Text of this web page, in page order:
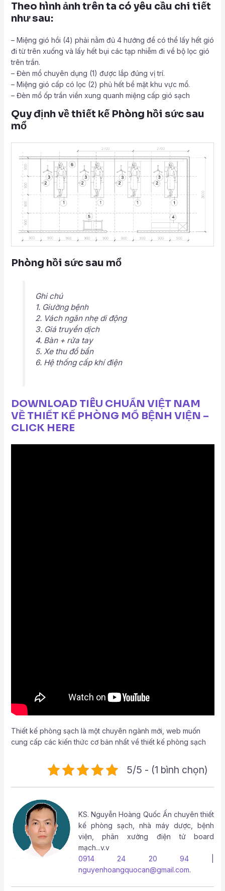
Theo hình ảnh trên ta có yêu cầu chi tiết
như sau:
– Miệng gió hồi (4) phải nằm đủ 4 hướng để có thể lấy hết gió
đi từ trên xuống và lấy hết bụi các tạp nhiễm đi về bộ lọc gió
trên trần.
– Đèn mổ chuyên dụng (1) được lắp đúng vị trí.
– Miệng gió cấp có lọc (2) phủ hết bề mặt khu vực mổ.
– Đèn mổ ốp trần viền xung quanh miệng cấp gió sạch
Quy định về thiết kế Phòng hồi sức sau
mổ
Phòng hồi sức sau mổ
Ghi chú
1. Giường bệnh
2. Vách ngăn nhẹ di động
3. Giá truyền dịch
4. Bàn + rửa tay
5. Xe thu đồ bẩn
6. Hệ thống cấp khí điện
DOWNLOAD TIÊU CHUẨN VIỆT NAM
VỀ THIẾT KẾ PHÒNG MỔ BỆNH VIỆN –
CLICK HERE
Thiết kế phòng sạch là một chuyên ngành mới, web muốn
cung cấp các kiến thức cơ bản nhất về thiết kế phòng sạch
5/5 - (1 bình chọn)
KS. Nguyễn Hoàng Quốc Ấnchuyên thiết
kế phòng sạch, nhà máy dược, bệnh
viện, phân xưởng điện tử board
mạch...v.v
0914 24 20 94|
nguyenhoangquocan@gmail.com.